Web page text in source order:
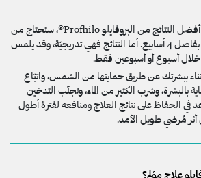
للحصول على أفضل النتائج من البروفايلو Profhilo®، ستحتاج من
2 ل 3 جلسات بفاصل 4 أسابيع. أما النتائج فهي تدريجيّة، وقد يلمس
أسبوع أو أسبوعين فقط.
ببشرتك عن طريق حمايتها من الشمس، واتبّاع
بالبشرة، وشرب الكثير من الماء، وتجنّب التدخين
في الحفاظ على نتائج العلاج ومنافعه لفترة أطول
مُرضي طويل الأمد.
علاج مؤلم؟